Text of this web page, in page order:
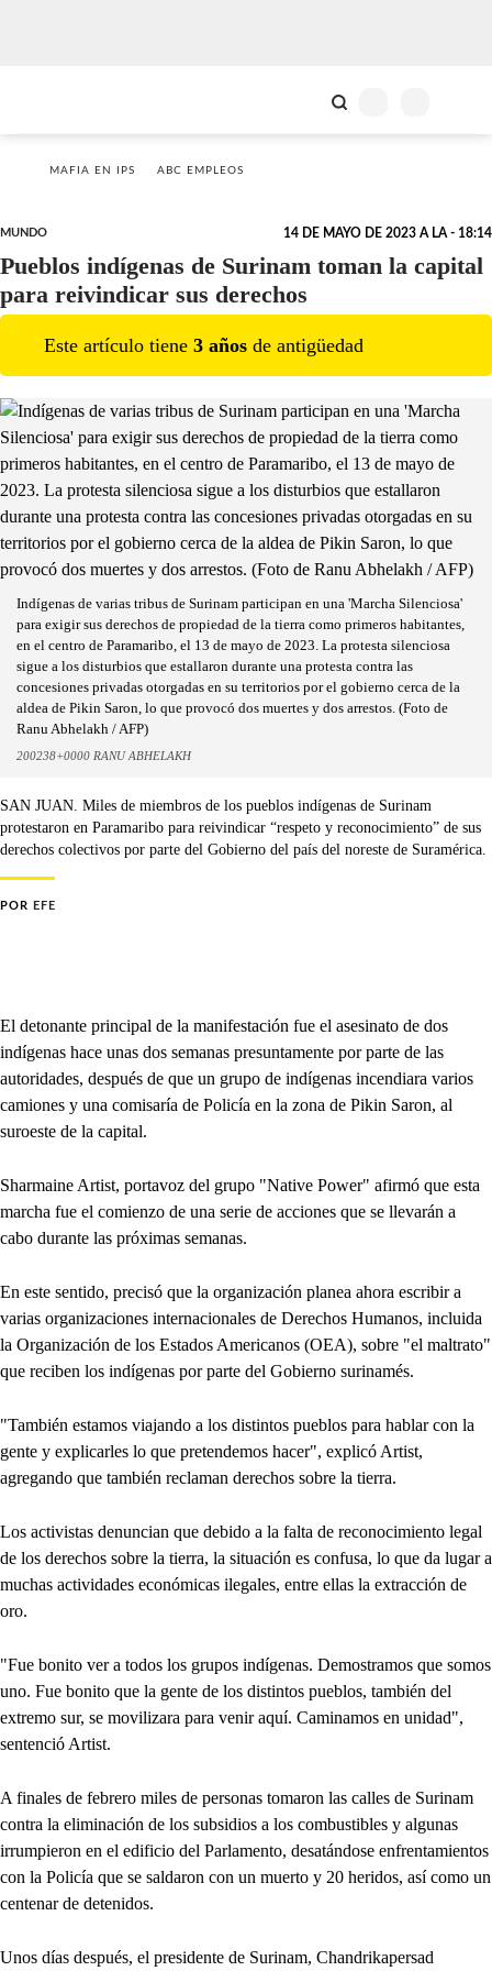
MAFIA EN IPS ABC EMPLEOS
MUNDO 14 DE MAYO DE 2023 A LA - 18:14
Pueblos indígenas de Surinam toman la capital
para reivindicar sus derechos
Este artículo tiene 3 años de antigüedad
Indígenas de varias tribus de Surinam participan en una 'Marcha Silenciosa'
para exigir sus derechos de propiedad de la tierra como primeros habitantes,
en el centro de Paramaribo, el 13 de mayo de 2023. La protesta silenciosa
sigue a los disturbios que estallaron durante una protesta contra las
concesiones privadas otorgadas en su territorios por el gobierno cerca de la
aldea de Pikin Saron, lo que provocó dos muertes y dos arrestos. (Foto de
Ranu Abhelakh / AFP)
200238+0000 RANU ABHELAKH
SAN JUAN. Miles de miembros de los pueblos indígenas de Surinam
protestaron en Paramaribo para reivindicar “respeto y reconocimiento” de sus
derechos colectivos por parte del Gobierno del país del noreste de Suramérica.
POR EFE
El detonante principal de la manifestación fue el asesinato de dos
indígenas hace unas dos semanas presuntamente por parte de las
autoridades, después de que un grupo de indígenas incendiara varios
camiones y una comisaría de Policía en la zona de Pikin Saron, al
suroeste de la capital.
Sharmaine Artist, portavoz del grupo "Native Power" afirmó que esta
marcha fue el comienzo de una serie de acciones que se llevarán a
cabo durante las próximas semanas.
En este sentido, precisó que la organización planea ahora escribir a
varias organizaciones internacionales de Derechos Humanos, incluida
la Organización de los Estados Americanos (OEA), sobre "el maltrato"
que reciben los indígenas por parte del Gobierno surinamés.
"También estamos viajando a los distintos pueblos para hablar con la
gente y explicarles lo que pretendemos hacer", explicó Artist,
agregando que también reclaman derechos sobre la tierra.
Los activistas denuncian que debido a la falta de reconocimiento legal
de los derechos sobre la tierra, la situación es confusa, lo que da lugar a
muchas actividades económicas ilegales, entre ellas la extracción de
oro.
"Fue bonito ver a todos los grupos indígenas. Demostramos que somos
uno. Fue bonito que la gente de los distintos pueblos, también del
extremo sur, se movilizara para venir aquí. Caminamos en unidad",
sentenció Artist.
A finales de febrero miles de personas tomaron las calles de Surinam
contra la eliminación de los subsidios a los combustibles y algunas
irrumpieron en el edificio del Parlamento, desatándose enfrentamientos
con la Policía que se saldaron con un muerto y 20 heridos, así como un
centenar de detenidos.
Unos días después, el presidente de Surinam, Chandrikapersad